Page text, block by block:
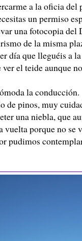
a la oficia
un permiso
una fotocopia
de la misma
día que lleguéis a
el teide aunque
la conducción.
de pinos, muy
una niebla, que
porque no
pudimos